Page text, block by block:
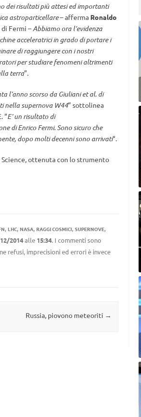
dei risultati più attesi ed importanti
astroparticellare– afferma Ronaldo
Fermi –Abbiamo ora l’evidenza
acceleratrici in grado di portare i
di raggiungere con i nostri
per studiare fenomeni altrimenti
terra”.
l’anno scorso da Giuliani et al. di
nella supernova W44” sottolinea
“E’ un risultato di
di Enrico Fermi. Sono sicuro che
dopo molti decenni sono arrivati“.
ottenuta con lo strumento
, LHC, NASA, RAGGI COSMICI, SUPERNOVE,
2014alle 15:34. I commenti sono
refusi, imprecisioni ed errori è invece
Russia, piovono meteoriti →